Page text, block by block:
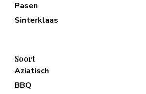
Pasen
Sinterklaas
Soort
Aziatisch
BBQ